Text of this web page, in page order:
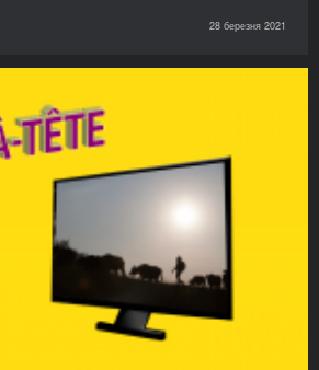
28 березня 2021